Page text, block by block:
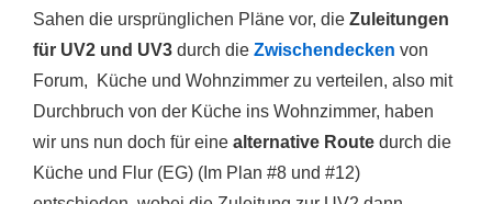
Sahen die ursprünglichen Pläne vor, die Zuleitungen
für UV2 und UV3 durch die Zwischendecken von
Forum, Küche und Wohnzimmer zu verteilen, also mit
Durchbruch von der Küche ins Wohnzimmer, haben
wir uns nun doch für eine alternative Route durch die
Küche und Flur (EG) (Im Plan #8 und #12)